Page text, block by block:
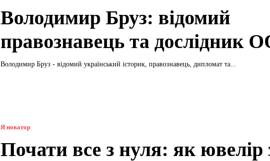
Володимир Бруз: відомий
правознавець та дослідник
Володимир Бруз - відомий український історик, правознавець, дипломат та...
Я новатор
Почати все з нуля: як ювелір